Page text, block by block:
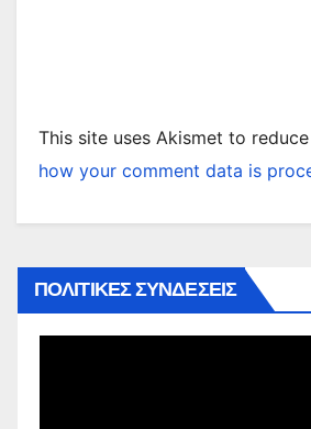
This site uses Akismet to
how your comment data is
ΠΟΛΙΤΙΚΕΣ ΣΥΝΔΕΣΕΙΣ